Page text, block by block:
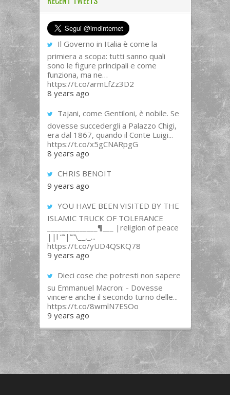
Il Governo in Italia è come la
primiera a scopa: tutti sanno quali
sono le figure principali e come
funziona, ma ne…
https://t.co/armLfZz3D2
8 years ago
Tajani, come Gentiloni, è nobile. Se
dovesse succedergli a Palazzo Chigi,
era dal 1867, quando il Conte Luigi...
https://t.co/x5gCNARpgG
8 years ago
CHRIS BENOIT
9 years ago
YOU HAVE BEEN VISITED BY THE
ISLAMIC TRUCK OF TOLERANCE
______________¶___ |religion of peace
||l “”|””\__,_...
https://t.co/yUD4QSKQ78
9 years ago
Dieci cose che potresti non sapere
su Emmanuel Macron: - Dovesse
vincere anche il secondo turno delle...
https://t.co/8wmlN7ESOo
9 years ago